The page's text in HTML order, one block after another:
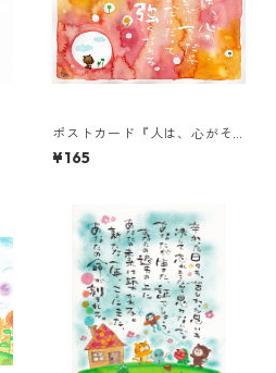
ポストカード『人は、心がそ
ばにあるだけで・・・』
¥165